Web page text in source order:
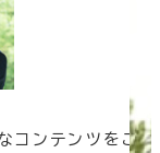
コンテンツをご